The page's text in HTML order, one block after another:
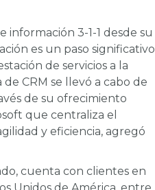
información 3-1-1 desde su
es un paso significativo
de servicios a la
CRM se llevó a cabo de
de su ofrecimiento
que centraliza el
y eficiencia, agregó
cuenta con clientes en